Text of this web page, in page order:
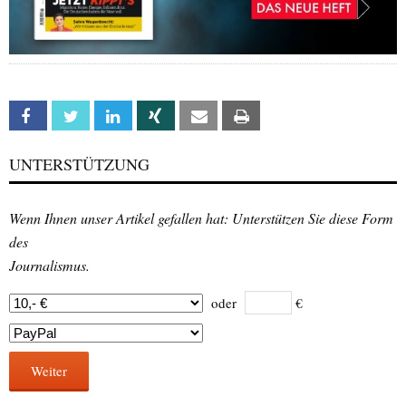
Facebook Twitter Linkedin Xing Email
UNTERSTÜTZUNG
Wenn Ihnen unser Artikel gefallen hat: Unterstützen Sie diese Form
des
Journalismus.
oder €
Weiter